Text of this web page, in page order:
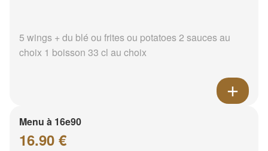
5 wings + du blé ou frites ou potatoes 2 sauces au
choix 1 boisson 33 cl au choix
Menu à 16e90
16.90 €